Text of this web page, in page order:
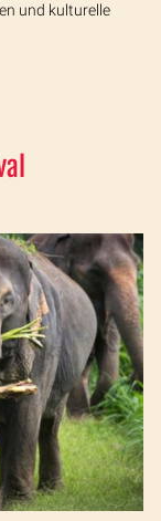
und kulturelle